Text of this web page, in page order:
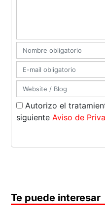
Autorizo el
siguienteAviso de
Te puede interesar